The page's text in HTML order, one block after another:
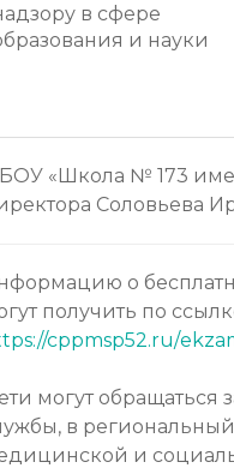
в сфере
и науки
«Школа № 173
Соловьева
о
получить по
cppmsp52.ru/
могут
в
и